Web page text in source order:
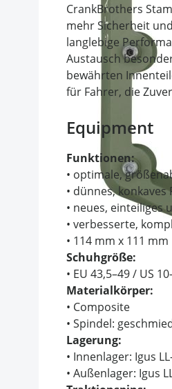
CrankBrothers
mehr Sicherheit
langlebige
Austausch
bewährten
für Fahrer, die
Equipment
Funktionen:
• optimale,
• dünnes,
• neues, einteiliges
• verbesserte,
• 114 mm x 111 mm
Schuhgröße:
• EU 43,5–49 / US
Materialkörper:
• Composite
• Spindel:
Lagerung:
• Innenlager: Igus
• Außenlager: Igus